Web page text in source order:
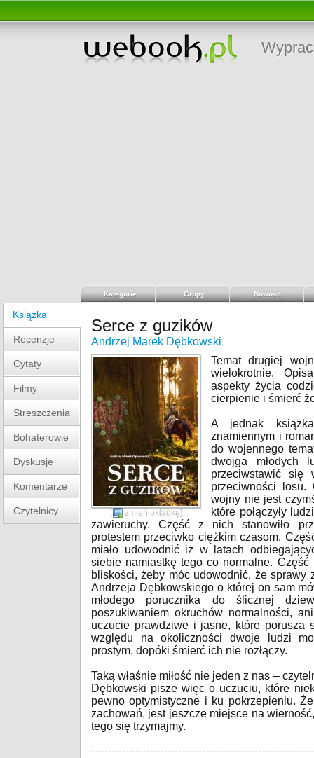
Kategorie Grupy Nowości
Książka
Recenzje
Cytaty
Filmy
Streszczenia
Bohaterowie
Dyskusje
Komentarze
Czytelnicy
Serce z guzików
Andrzej Marek Dębkowski
[ zmień okładkę]
Temat drugiej
wielokrotnie.
aspekty życia
cierpienie i śmierć
A jednak
znamiennym i
do wojennego
dwojga młodych
przeciwstawić się
przeciwności losu.
wojny nie jest
które połączyły
zawieruchy. Część z nich stanowiło
protestem przeciwko ciężkim czasom.
miało udowodnić iż w latach
siebie namiastkę tego co normalne. Część
bliskości, żeby móc udowodnić, że sprawy
Andrzeja Dębkowskiego o której on sam
młodego porucznika do ślicznej
poszukiwaniem okruchów normalności,
uczucie prawdziwe i jasne, które porusza
względu na okoliczności dwoje ludzi
prostym, dopóki śmierć ich nie rozłączy.
Taką właśnie miłość nie jeden z nas –
Dębkowski pisze więc o uczuciu, które
pewno optymistyczne i ku pokrzepieniu.
zachowań, jest jeszcze miejsce na
tego się trzymajmy.